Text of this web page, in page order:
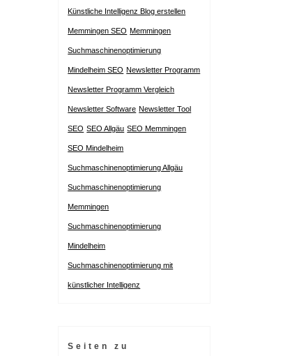
Künstliche Intelligenz Blog erstellen
Memmingen SEO Memmingen
Suchmaschinenoptimierung
Mindelheim SEO Newsletter Programm
Newsletter Programm Vergleich
Newsletter Software Newsletter Tool
SEO SEO Allgäu SEO Memmingen
SEO Mindelheim
Suchmaschinenoptimierung Allgäu
Suchmaschinenoptimierung
Memmingen
Suchmaschinenoptimierung
Mindelheim
Suchmaschinenoptimierung mit
künstlicher Intelligenz
Seiten zu